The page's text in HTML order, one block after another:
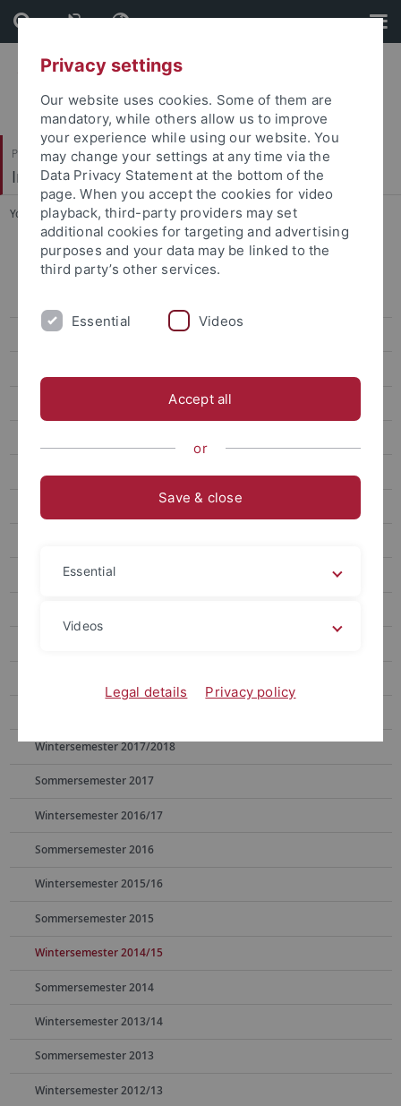
Skip
to
content
Skip
to
footer
Philosophische Fakultät
Institut für Klassische Archäologie
You are here: Startseite ... Wintersemester 2014/15
Vergangene Kolloquien
Sommersemester 2025
Wintersemester 2020/2021
Wintersemester 2017/2018
Sommersemester 2017
Wintersemester 2016/17
Sommersemester 2016
Wintersemester 2015/16
Sommersemester 2015
Wintersemester 2014/15
Sommersemester 2014
Wintersemester 2013/14
Sommersemester 2013
Wintersemester 2012/13
Privacy settings
Our website uses cookies. Some of them are
mandatory, while others allow us to improve
your experience while using our website. You
may change your settings at any time via the
Data Privacy Statement at the bottom of the
page. When you accept the cookies for video
playback, third-party providers may set
additional cookies for targeting and advertising
purposes and your data may be linked to the
third party’s other services.
Essential Videos
Accept all
or
Save & close
Essential
Videos
Legal details Privacy policy